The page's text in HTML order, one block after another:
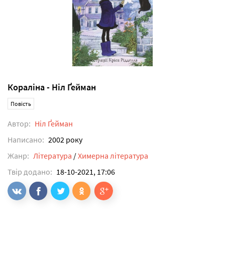
Кораліна - Ніл Ґейман
Повість
Автор: Ніл Ґейман
Написано: 2002 року
Жанр: Література /Химерна література
Твір додано: 18-10-2021, 17:06